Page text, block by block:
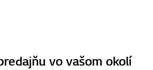
vo vašom okolí